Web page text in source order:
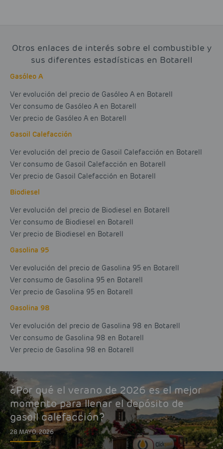
Otros enlaces de interés sobre el combustible y
sus diferentes estadísticas en Botarell
Gasóleo A
Ver evolución del precio de Gasóleo A en Botarell
Ver consumo de Gasóleo A en Botarell
Ver precio de Gasóleo A en Botarell
Gasoil Calefacción
Ver evolución del precio de Gasoil Calefacción en Botarell
Ver consumo de Gasoil Calefacción en Botarell
Ver precio de Gasoil Calefacción en Botarell
Biodiesel
Ver evolución del precio de Biodiesel en Botarell
Ver consumo de Biodiesel en Botarell
Ver precio de Biodiesel en Botarell
Gasolina 95
Ver evolución del precio de Gasolina 95 en Botarell
Ver consumo de Gasolina 95 en Botarell
Ver precio de Gasolina 95 en Botarell
Gasolina 98
Ver evolución del precio de Gasolina 98 en Botarell
Ver consumo de Gasolina 98 en Botarell
Ver precio de Gasolina 98 en Botarell
¿Por qué el verano de 2026 es el mejor
momento para llenar el depósito de
gasoil calefacción?
28 MAYO, 2026